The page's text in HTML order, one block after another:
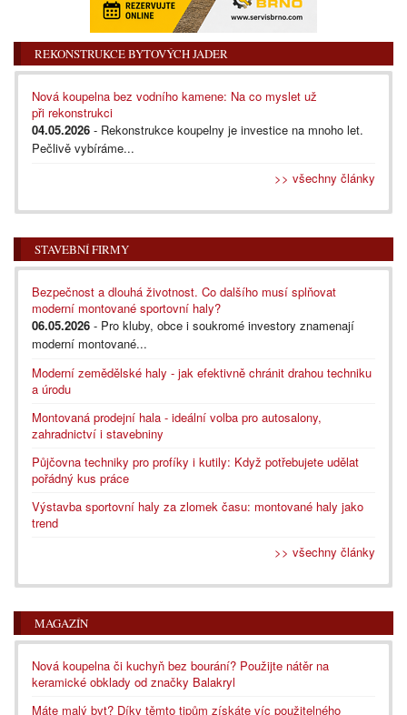
REKONSTRUKCE BYTOVÝCH JADER
Nová koupelna bez vodního kamene: Na co myslet už
při rekonstrukci
04.05.2026 - Rekonstrukce koupelny je investice na mnoho let.
Pečlivě vybíráme...
>> všechny články
STAVEBNÍ FIRMY
Bezpečnost a dlouhá životnost. Co dalšího musí splňovat
moderní montované sportovní haly?
06.05.2026 - Pro kluby, obce i soukromé investory znamenají
moderní montované...
Moderní zemědělské haly - jak efektivně chránit drahou techniku
a úrodu
Montovaná prodejní hala - ideální volba pro autosalony,
zahradnictví i stavebniny
Půjčovna techniky pro profíky i kutily: Když potřebujete udělat
pořádný kus práce
Výstavba sportovní haly za zlomek času: montované haly jako
trend
>> všechny články
MAGAZÍN
Nová koupelna či kuchyň bez bourání? Použijte nátěr na
keramické obklady od značky Balakryl
Máte malý byt? Díky těmto tipům získáte víc použitelného